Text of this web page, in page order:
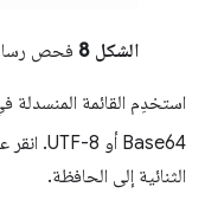
الشكل 8 فحص
استخدِم القائمة المنسدلة
Base64 أو UTF-8. انقر على
الثنائية إلى الحافظة.